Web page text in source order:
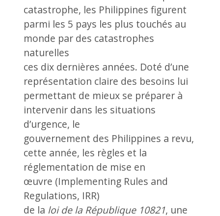
catastrophe, les Philippines figurent
parmi les 5 pays les plus touchés au
monde par des catastrophes
naturelles
ces dix dernières années. Doté d’une
représentation claire des besoins lui
permettant de mieux se préparer à
intervenir dans les situations
d’urgence, le
gouvernement des Philippines a revu,
cette année, les règles et la
réglementation de mise en
œuvre (Implementing Rules and
Regulations, IRR)
de la loi de la République 10821, une